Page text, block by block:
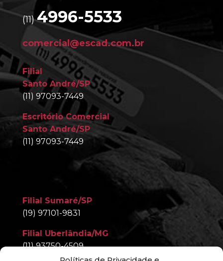
(11)4996-5533
comercial@escad.com.br
Filial
Santo André/SP
(11) 97093-7449
Escritório Comercial
Santo André/SP
(11) 97093-7449
Filial Sumaré/SP
(19) 97101-9831
Filial Uberlândia/MG
(11) 93750-4509